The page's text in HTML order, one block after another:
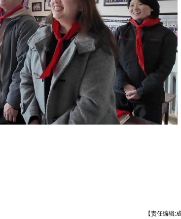
【责任编辑: